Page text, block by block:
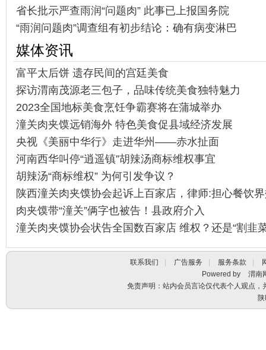
省长批示严查雨润“问题肉” 此事已上报国务院
“雨润问题肉”调查组有初步结论：确有病变淋巴
媒体资讯
富平太后饼 遗存民间的宫廷美食
探访渭南茂源老三包子，品味传统美食独特魅力
2023全国地标美食烹饪争霸赛将在蒲城举办
潼关肉夹馍远销海外 特色美食促县域经济发展
央视《美丽中华行》走进华州——赤水扯面
河南西华叫停“逍遥镇”胡辣汤商标维权事宜
胡辣汤“商标维权” 为何引发争议？
陕西潼关肉夹馍协会起诉上百家店，律师:担心餐饮
肉夹馍带“潼关”俩字也被告！县政府介入
潼关肉夹馍协会状告全国数百家店 维权？还是“割韭
联系我们 广告服务 服务条款
Powered by
渭南
免责声明：站内会员言论仅代表个人观点